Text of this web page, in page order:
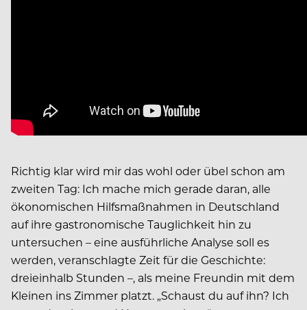
Richtig klar wird mir das wohl oder übel schon am
zweiten Tag: Ich mache mich gerade daran, alle
ökonomischen Hilfsmaßnahmen in Deutschland
auf ihre gastronomische Tauglichkeit hin zu
untersuchen – eine ausführliche Analyse soll es
werden, veranschlagte Zeit für die Geschichte:
dreieinhalb Stunden –, als meine Freundin mit dem
Kleinen ins Zimmer platzt. „Schaust du auf ihn? Ich